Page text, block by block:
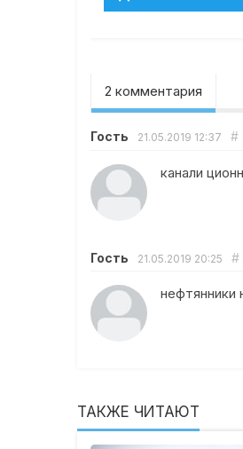
2 комментария
Гость 21.05.2019 12:37 #
канали
Гость 21.05.2019 20:25 #
нефтянники
ТАКЖЕ ЧИТАЮТ